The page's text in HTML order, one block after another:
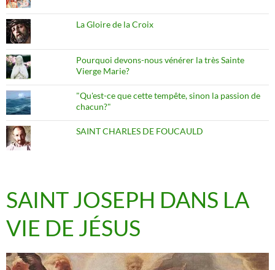
La Gloire de la Croix
Pourquoi devons-nous vénérer la très Sainte
Vierge Marie?
"Qu'est-ce que cette tempête, sinon la passion de
chacun?"
SAINT CHARLES DE FOUCAULD
SAINT JOSEPH DANS LA
VIE DE JÉSUS